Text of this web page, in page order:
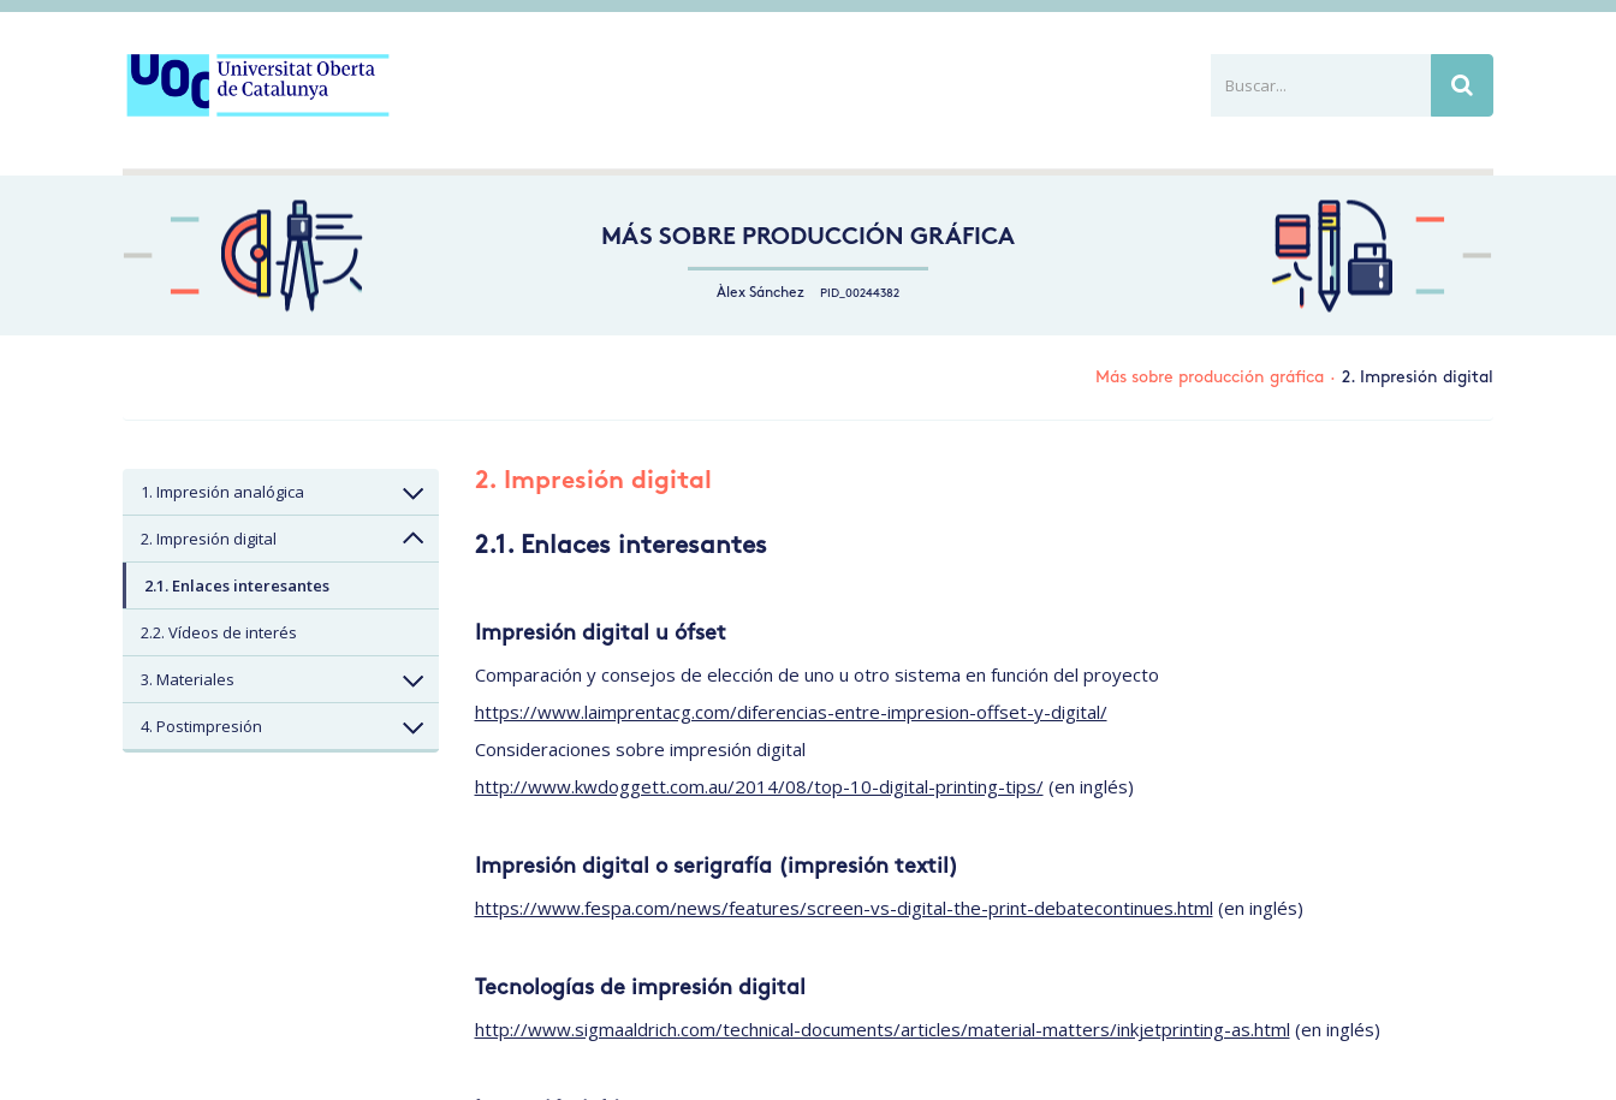
MÁS SOBRE PRODUCCIÓN GRÁFICA
Àlex Sánchez PID_00244382
Más sobre producción gráfica · 2. Impresión digital
1. Impresión analógica
2. Impresión digital
2.1. Enlaces interesantes
2.2. Vídeos de interés
3. Materiales
4. Postimpresión
2. Impresión digital
2.1. Enlaces interesantes
Impresión digital u ófset
Comparación y consejos de elección de uno u otro sistema en función del proyecto
https://www.laimprentacg.com/diferencias-entre-impresion-offset-y-digital/
Consideraciones sobre impresión digital
http://www.kwdoggett.com.au/2014/08/top-10-digital-printing-tips/(en inglés)
Impresión digital o serigrafía (impresión textil)
https://www.fespa.com/news/features/screen-vs-digital-the-print-debatecontinues.html (en inglés)
Tecnologías de impresión digital
http://www.sigmaaldrich.com/technical-documents/articles/material-matters/inkjetprinting-as.html (en inglés)